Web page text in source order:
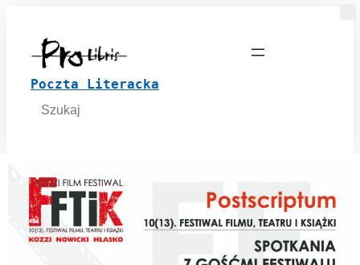
Poczta Literacka
Search
for: